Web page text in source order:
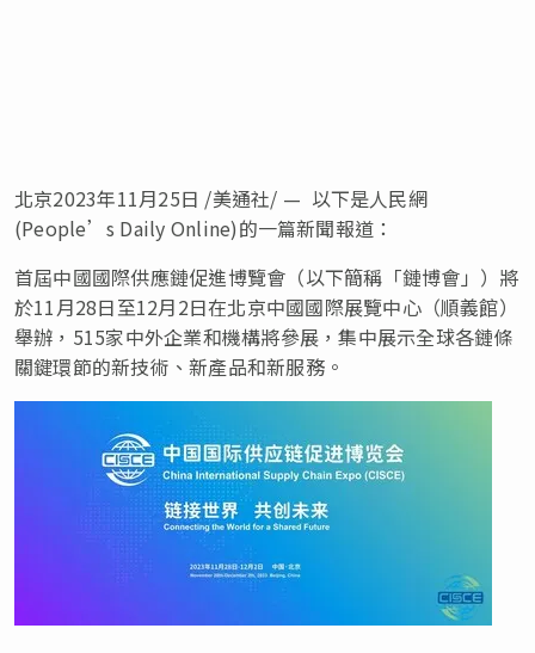
北京2023年11月25日 /美通社/ — 以下是人民網
(People’s Daily Online)的一篇新聞報道：
首屆中國國際供應鏈促進博覽會（以下簡稱「鏈博會」）將
於11月28日至12月2日在北京中國國際展覽中心（順義館）
舉辦，515家中外企業和機構將參展，集中展示全球各鏈條
關鍵環節的新技術、新產品和新服務。